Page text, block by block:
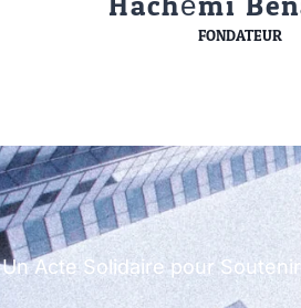
FONDATEUR
Un Acte Solidaire pour